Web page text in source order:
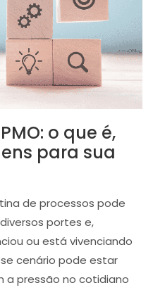
o que é,
para sua
de processos pode
portes e,
ou está vivenciando
cenário pode estar
pressão no cotidiano